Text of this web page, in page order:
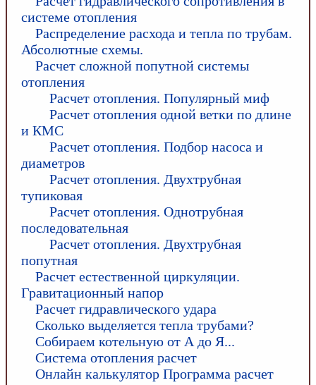
системе отопления
Распределение расхода и тепла по трубам.
Абсолютные схемы.
Расчет сложной попутной системы
отопления
Расчет отопления. Популярный миф
Расчет отопления одной ветки по длине
и КМС
Расчет отопления. Подбор насоса и
диаметров
Расчет отопления. Двухтрубная
тупиковая
Расчет отопления. Однотрубная
последовательная
Расчет отопления. Двухтрубная
попутная
Расчет естественной циркуляции.
Гравитационный напор
Расчет гидравлического удара
Сколько выделяется тепла трубами?
Собираем котельную от А до Я...
Система отопления расчет
Онлайн калькулятор Программа расчет